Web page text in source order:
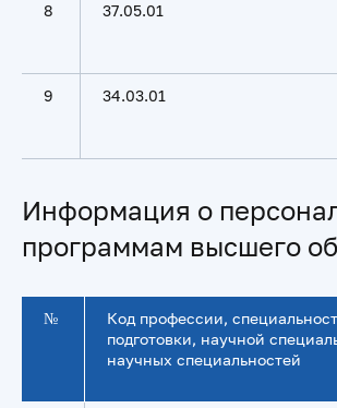
8 37.05.01
9 34.03.01
Информация о
программам высшего
№
Код профессии,
подготовки, научной
научных специальностей